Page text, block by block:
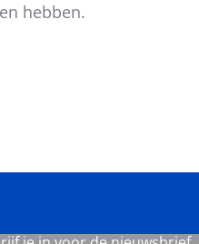
hebben.